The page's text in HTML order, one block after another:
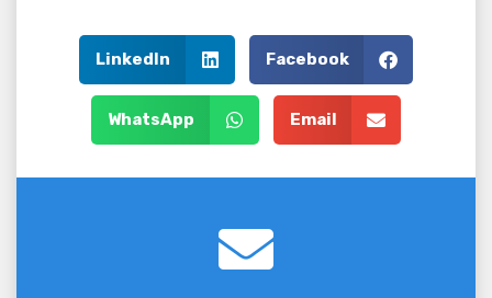
Facebook
LinkedIn
Email
WhatsApp